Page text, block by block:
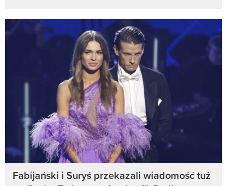
Fabijański i Suryś przekazali wiadomość tuż